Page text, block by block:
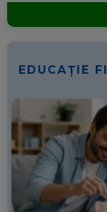
EDUCAȚIE